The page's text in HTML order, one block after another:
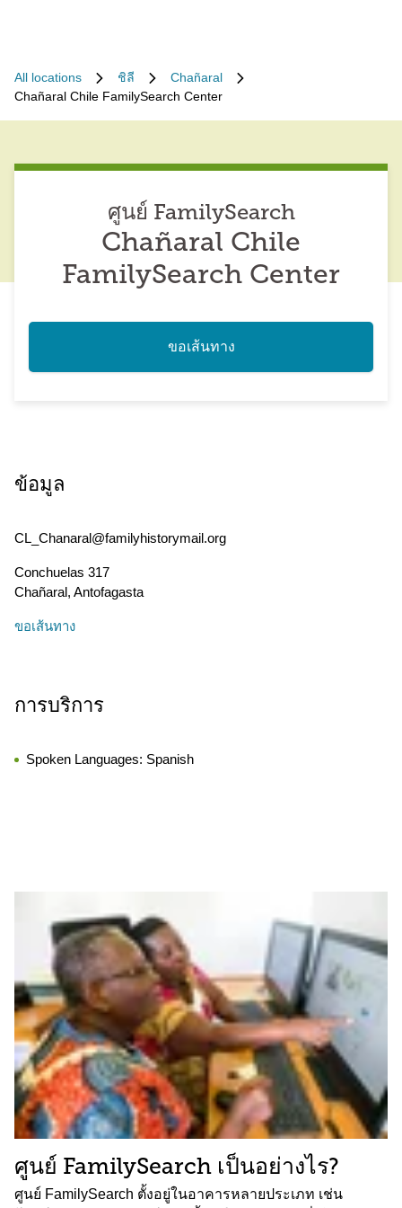
All locations ชิลี
Chañaral
Chañaral Chile FamilySearch Center
ศูนย์ FamilySearch
Chañaral Chile
FamilySearch Center
ขอเส้นทาง
ข้อมูล
CL_Chanaral@familyhistorymail.org
Conchuelas 317
Chañaral, Antofagasta
ขอเส้นทาง
การบริการ
Spoken Languages: Spanish
ศูนย์ FamilySearch เป็นอย่างไร?
ศูนย์ FamilySearch ตั้งอยู่ในอาคารหลายประเภท เช่น